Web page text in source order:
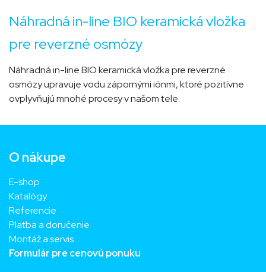
Náhradná in-line BIO keramická vložka
pre reverzné osmózy
Náhradná in-line BIO keramická vložka pre reverzné
osmózy upravuje vodu zápornými iónmi, ktoré pozitívne
ovplyvňujú mnohé procesy v našom tele.
O nákupe
E-shop
Katalógy
Referencie
Platba a doručenie
Montáž a servis
Formulár pre cenovú ponuku